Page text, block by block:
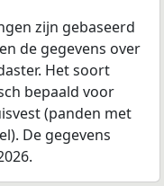
zijn gebaseerd
de gegevens over
Het soort
bepaald voor
(panden met
De gegevens